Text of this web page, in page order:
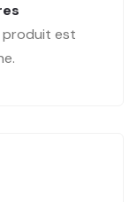
produit est